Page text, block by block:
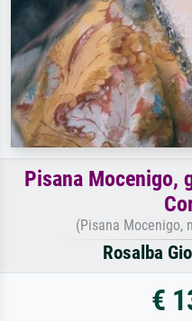
Pisana Mocenigo,
(Pisana Mocenigo,
Rosalba
€